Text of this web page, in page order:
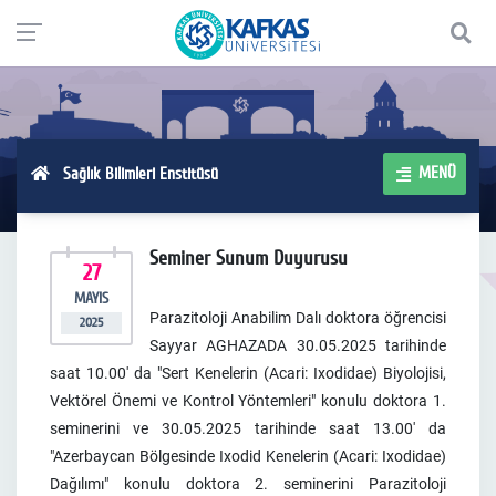
Sağlık Bilimleri Enstitüsü MENÜ
27
MAYIS
2025
Seminer Sunum Duyurusu
Parazitoloji Anabilim Dalı doktora öğrencisi
Sayyar AGHAZADA 30.05.2025 tarihinde
saat 10.00' da "Sert Kenelerin (Acari: Ixodidae) Biyolojisi,
Vektörel Önemi ve Kontrol Yöntemleri" konulu doktora 1.
seminerini ve 30.05.2025 tarihinde saat 13.00' da
"Azerbaycan Bölgesinde Ixodid Kenelerin (Acari: Ixodidae)
Dağılımı" konulu doktora 2. seminerini Parazitoloji